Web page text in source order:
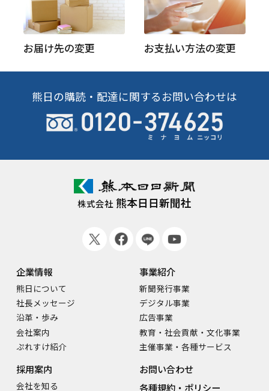
お届け先の変更 お支払い方法の変更
株式会社 熊本日日新聞社
企業情報
熊日について
社長メッセージ
沿革・歩み
会社案内
ぷれすけ紹介
事業紹介
新聞発行事業
デジタル事業
広告事業
教育・社会貢献・文化事業
主催事業・各種サービス
採用案内
会社を知る
お問い合わせ
各種規約・ポリシー
熊日の購読・配達に関するお問い合わせは